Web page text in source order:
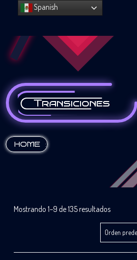
Transiciones
HOME :
Mostrando 1–9 de 135 resultados
Spanish